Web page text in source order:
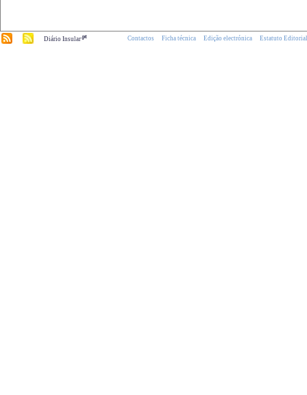
Diário Insular.pt Contactos Ficha técnica Edição electrónica Estatuto Editorial